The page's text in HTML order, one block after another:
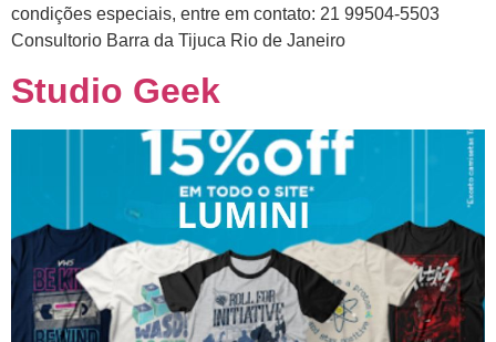
condições especiais, entre em contato: 21 99504-5503
Consultorio Barra da Tijuca Rio de Janeiro
Studio Geek